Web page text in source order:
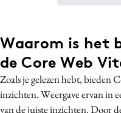
Waarom is het
de Core Web
Zoals je gelezen hebt, bieden
inzichten. Weergave ervan in
van de juiste inzichten. Door